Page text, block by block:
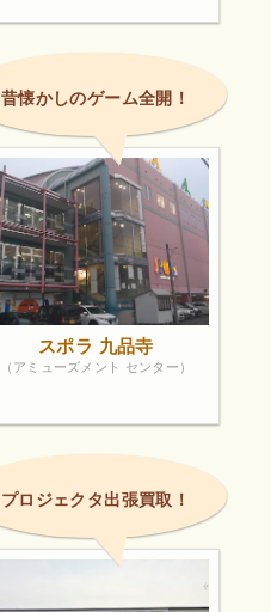
昔懐かしのゲーム全開！
スポラ 九品寺
（アミューズメント センター）
プロジェクタ出張買取！